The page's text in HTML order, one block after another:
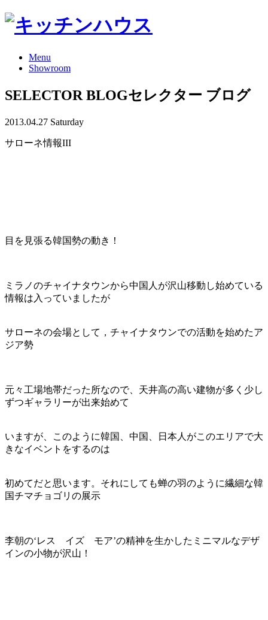
Menu
Showroom
SELECTOR BLOGセレクター ブログ
2013.04.27 Saturday
サローネ情報III
目を見張る韓国勢の動き！
ミラノのチャイナタウンから中国人が沢山移動し始めている
情報は入っていましたが
サローネの会場として，チャイナタウンでの活動を始めたア
ジア勢
元々工場地帯だった所なので、天井高の高い建物が多く少し
ずつギャラリーが出来始めて
いますが、このように韓国、中国、日本人がこのエリアで大
きなイベントをするのは
初めてだと思います。それにしても蝉の羽のように繊細な韓
国チマチョゴリの展示
李朝の‘レス イズ モア’の精神を生かしたミニマルなデザ
インの小物が沢山！